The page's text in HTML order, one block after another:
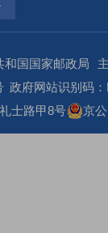
和国国家邮政局
政府网站识别码
士路甲8号
京